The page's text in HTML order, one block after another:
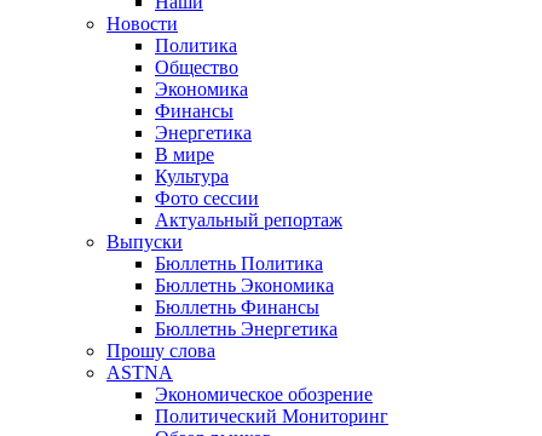
Новости
Политика
Общество
Экономика
Финансы
Энергетика
В мире
Культура
Фото сессии
Актуальный репортаж
Выпуски
Бюллетнь Политика
Бюллетнь Экономика
Бюллетнь Финансы
Бюллетнь Энергетика
Прошу слова
ASTNA
Экономическое обозрение
Политический Мониторинг